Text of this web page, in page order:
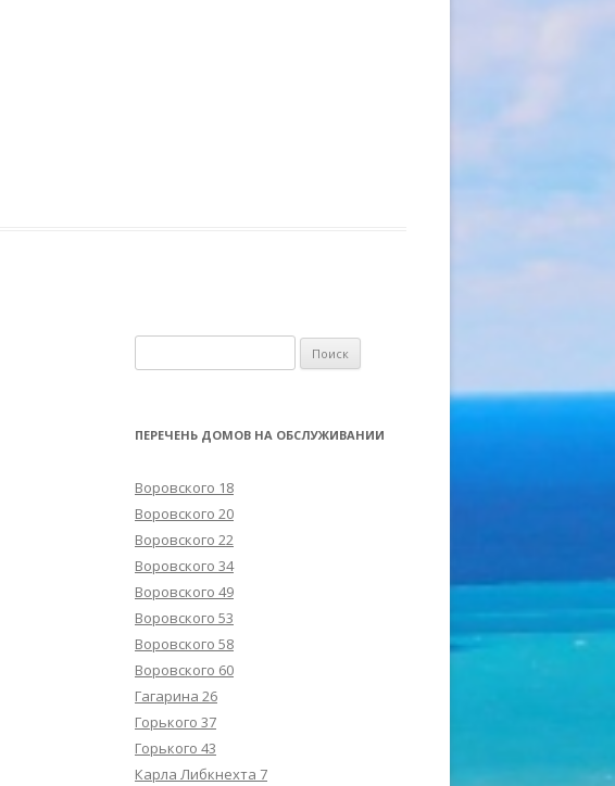
а
т
:
ПЕРЕЧЕНЬ ДОМОВ НА ОБСЛУЖИВАНИИ
Воровского 18
Воровского 20
Воровского 22
Воровского 34
Воровского 49
Воровского 53
Воровского 58
Воровского 60
Гагарина 26
Горького 37
Горького 43
Карла Либкнехта 7